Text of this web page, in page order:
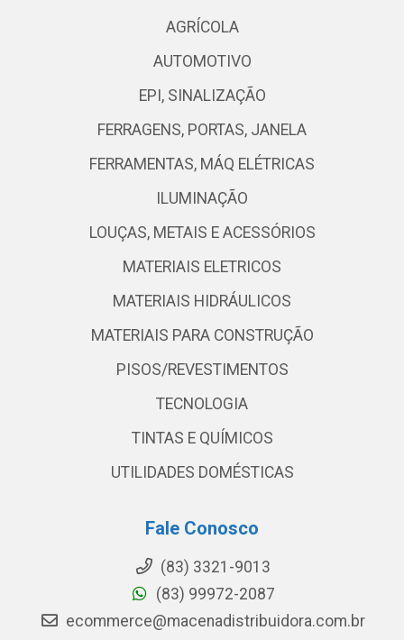
AGRÍCOLA
AUTOMOTIVO
EPI, SINALIZAÇÃO
FERRAGENS, PORTAS, JANELA
FERRAMENTAS, MÁQ ELÉTRICAS
ILUMINAÇÃO
LOUÇAS, METAIS E ACESSÓRIOS
MATERIAIS ELETRICOS
MATERIAIS HIDRÁULICOS
MATERIAIS PARA CONSTRUÇÃO
PISOS/REVESTIMENTOS
TECNOLOGIA
TINTAS E QUÍMICOS
UTILIDADES DOMÉSTICAS
Fale Conosco
(83) 3321-9013
(83) 99972-2087
ecommerce@macenadistribuidora.com.br